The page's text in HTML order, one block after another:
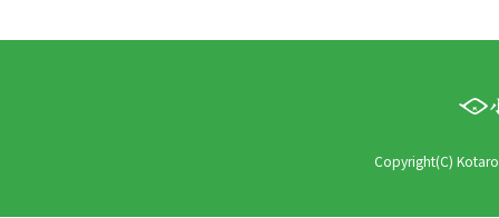
Copyright(C)